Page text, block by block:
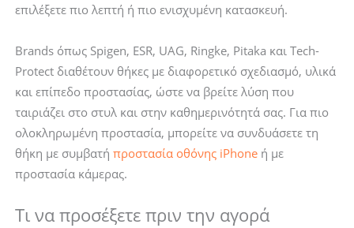
επιλέξετε πιο λεπτή ή πιο ενισχυμένη κατασκευή.
Brands όπως Spigen, ESR, UAG, Ringke, Pitaka και Tech-
Protect διαθέτουν θήκες με διαφορετικό σχεδιασμό, υλικά
και επίπεδο προστασίας, ώστε να βρείτε λύση που
ταιριάζει στο στυλ και στην καθημερινότητά σας. Για πιο
ολοκληρωμένη προστασία, μπορείτε να συνδυάσετε τη
θήκη με συμβατή προστασία οθόνης iPhoneή με
προστασία κάμερας.
Τι να προσέξετε πριν την αγορά